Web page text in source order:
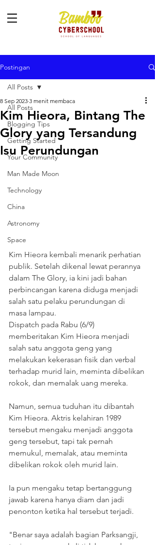
Postingan
All Posts
Blogging Tips
Getting Started
Your Community
Man Made Moon
Technology
China
Astronomy
Space
All Posts
Kim Hieora, Bintang The
Glory yang Tersandung
Isu Perundungan
8 Sep 2023 3 menit membaca
Kim Hieora kembali menarik perhatian
publik. Setelah dikenal lewat perannya
dalam The Glory, ia kini jadi bahan
perbincangan karena diduga menjadi
salah satu pelaku perundungan di
masa lampau.
Dispatch pada Rabu (6/9)
memberitakan Kim Hieora menjadi
salah satu anggota geng yang
melakukan kekerasan fisik dan verbal
terhadap murid lain, meminta dibelikan
rokok, dan memalak uang mereka.
Namun, semua tuduhan itu dibantah
Kim Hieora. Aktris kelahiran 1989
tersebut mengaku menjadi anggota
geng tersebut, tapi tak pernah
memukul, memalak, atau meminta
dibelikan rokok oleh murid lain.
Ia pun mengaku tetap bertanggung
jawab karena hanya diam dan jadi
penonton ketika hal tersebut terjadi.
"Benar saya adalah bagian Parksangji,